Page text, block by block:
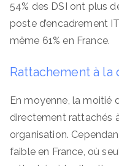
54% des DSI ont plus
poste d’encadrement
même 61% en France.
Rattachement à
En moyenne, la moitié
directement rattachés
organisation.
faible en France, où